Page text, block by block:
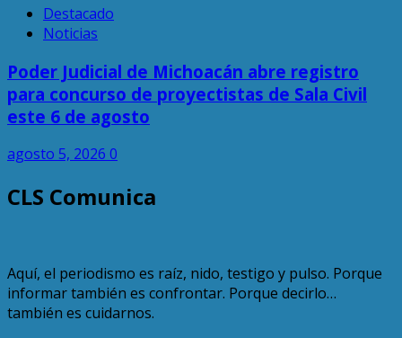
Destacado
Noticias
Poder Judicial de Michoacán abre registro
para concurso de proyectistas de Sala Civil
este 6 de agosto
agosto 5, 2026 0
CLS Comunica
Aquí, el periodismo es raíz, nido, testigo y pulso. Porque
informar también es confrontar. Porque decirlo…
también es cuidarnos.